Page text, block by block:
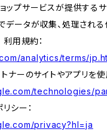
ショップサービスが提供
ータが収集、処理され
用規約：
analytics/terms/
ーのサイトやアプリを
technologies/
シー：
privacy?hl=ja